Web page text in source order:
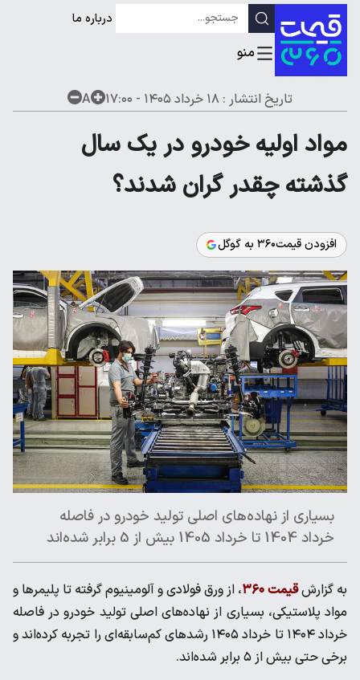
درباره ما
تاریخ انتشار : ۱۸ خرداد ۱۴۰۵ - ۱۷:۰۰ A
مواد اولیه خودرو در یک سال
گذشته چقدر گران شدند؟
افزودن قیمت۳۶۰ به گوگل
بسیاری از نهاده‌های اصلی تولید خودرو در فاصله
خرداد 1404 تا خرداد 1405 بیش از 5 برابر شده‌اند
به گزارشقیمت ۳۶۰
، از ورق فولادی و آلومینیوم گرفته تا پلیمرها و
مواد پلاستیکی، بسیاری از نهاده‌های اصلی تولید خودرو در فاصله
خرداد ۱۴۰۴ تا خرداد ۱۴۰۵ رشدهای کم‌سابقه‌ای را تجربه کرده‌اند و
برخی حتی بیش از ۵ برابر شده‌اند.